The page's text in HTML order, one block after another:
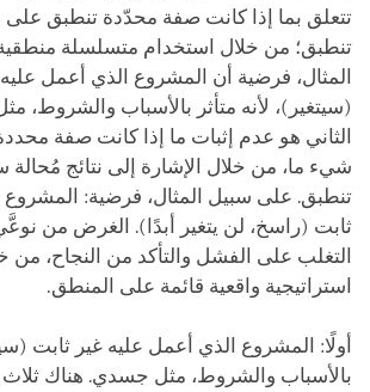
تتعلق بما إذا كانت صفة محدّدة تنطبق على
تنطبق؛ من خلال استخدام متسلسلة
المثال، فرضية أن المشروع الذي أعمل عليه
(سيتغير)، لأنه متأثر بالأسباب
الثاني هو عدم إثبات ما إذا كانت صفة
شيء ما، من خلال الإشارة إلى نتائج مُحالة
تنطبق. على سبيل المثال، فرضية: المشروع
ثابت (راسخ، لن يتغير أبدًا). الغرض من
التغلب على الفشل والتأكد من النجاح، من
استراتيجية واقعية قائمة على المنطق.
أولًا: المشروع الذي أعمل عليه غير ثابت
بالأسباب والشروط، مثل جسدي. هناك